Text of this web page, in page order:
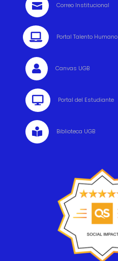
 Correo Institucional
 Portal Talento Humano
 Canvas UGB
 Portal del Estudiante
 Biblioteca UGB